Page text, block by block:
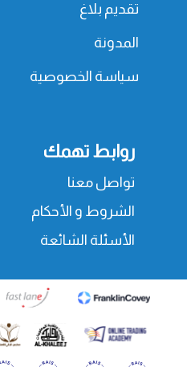
تقديم بلاغ
المدونة
سياسة الخصوصية
روابط تهمك
تواصل معنا
الشروط و الأحكام
الأسئلة الشائعة